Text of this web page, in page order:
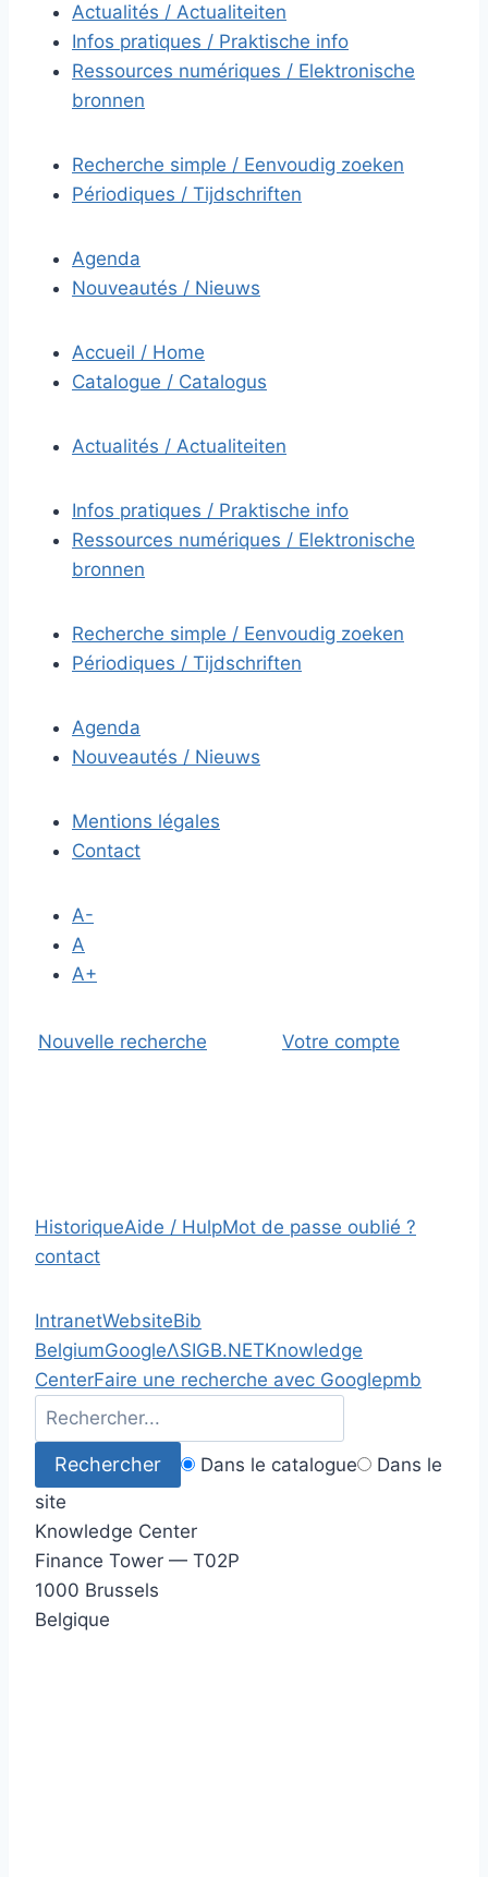
Actualités / Actualiteiten
Infos pratiques / Praktische info
Ressources numériques / Elektronische
bronnen
Recherche simple / Eenvoudig zoeken
Périodiques / Tijdschriften
Agenda
Nouveautés / Nieuws
Accueil / Home
Catalogue / Catalogus
Actualités / Actualiteiten
Infos pratiques / Praktische info
Ressources numériques / Elektronische
bronnen
Recherche simple / Eenvoudig zoeken
Périodiques / Tijdschriften
Agenda
Nouveautés / Nieuws
Mentions légales
Contact
A-
A
A+
Nouvelle recherche Votre compte
HistoriqueAide / HulpMot de passe oublié ?
contact
IntranetWebsiteBib
BelgiumGoogleΛSIGB.NETKnowledge
CenterFaire une recherche avec Googlepmb
Dans le catalogue
Dans le
site
Knowledge Center
Finance Tower — T02P
1000 Brussels
Belgique